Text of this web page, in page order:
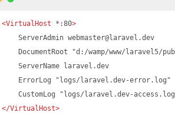
<VirtualHost *:80>
    ServerAdmin webmaster@laravel.dev
DocumentRoot "d:/wamp/www/laravel5/
    ServerName laravel.dev
    ErrorLog "logs/laravel.dev-error.log"
CustomLog "logs/laravel.dev-
</VirtualHost>